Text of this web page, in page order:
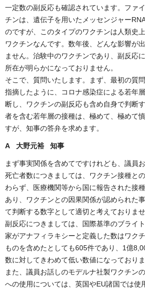
一定数の副反応も確認されています。ファ
チンは、遺伝子を用いたメッセンジャー
のですが、このタイプのワクチンは人類史
ワクチンなんです。数年後、どんな影響が
ません。治験中のワクチンであり、副反応
所在が明らかになっておりません。
そこで、質問いたします。まず、最初の質問
指摘したように、コロナ感染症による若年
断し、ワクチンの副反応も含め自身で判断
者を含む若年層の接種は、極めて、極めて
すが、知事の答弁を求めます。
A 大野元裕 知事
まず事実関係を含めてですけれども、議員
死亡者数につきましては、ワクチン接種と
わらず、医療機関等から国に報告された接
あり、ワクチンとの因果関係が認められた
て判断する数字として適切と考えておりませ
副反応につきましては、国際基準のブライ
家がアナフィラキシーと定義した数はワク
ものを含めたとしても605件であり、1億
数に対してきわめて低い数値になっておりま
また、議員お話しのモデルナ社製ワクチン
への使用については、英国やEU諸国では使